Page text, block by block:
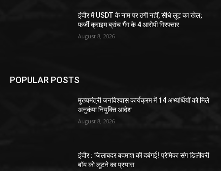
इंदौर में USDT के नाम पर ठगी नहीं, सीधे लूट का खेल;
फर्जी क्राइम ब्रांच गैंग के 4 आरोपी गिरफ्तार
August 8, 2026
POPULAR POSTS
मुख्यमंत्री जनविश्वास कार्यक्रम में 14 अभ्यर्थियों को मिले
अनुकंपा नियुक्ति आदेश
August 8, 2026
इंदौर : जिलाबदर बदमाश की दबंगई! प्रेमिका संग डिलीवरी
बॉय को लूटने का प्रयास